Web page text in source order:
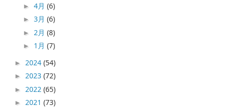
►4月(6)
►3月(6)
► 2月(8)
► 1月(7)
► 2024(54)
►2023(72)
► 2022(65)
►2021(73)